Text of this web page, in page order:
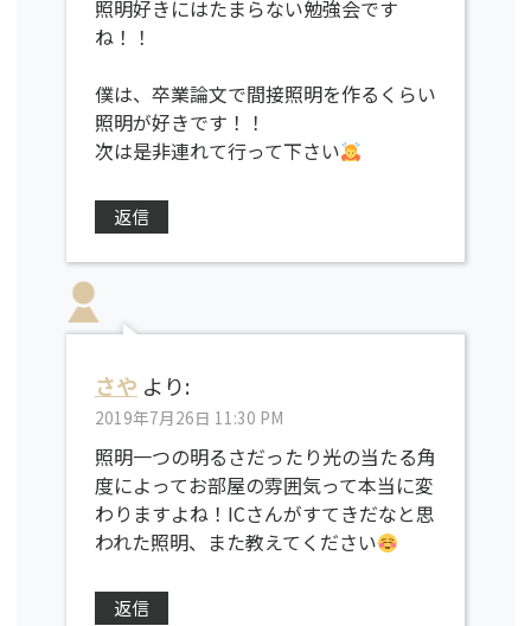
照明好きにはたまらない勉強会です
ね！！
僕は、卒業論文で間接照明を作るくらい
照明が好きです！！
次は是非連れて行って下さい
返信
さや より:
2019年7月26日 11:30 PM
照明一つの明るさだったり光の当たる角
度によってお部屋の雰囲気って本当に変
わりますよね！ICさんがすてきだなと思
われた照明、また教えてください
返信